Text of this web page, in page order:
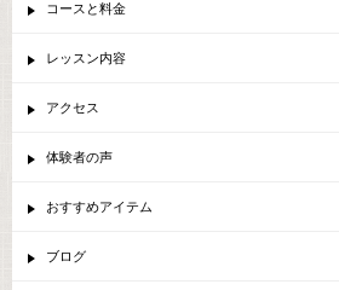
コースと料金
レッスン内容
アクセス
体験者の声
おすすめアイテム
ブログ